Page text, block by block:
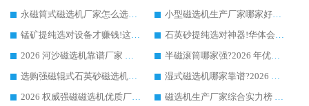
永磁筒式磁选机厂家怎么选?14 年老厂华体会手机网页版-华体会(中国) 凭实力出圈，这 5 大优势太圈粉
小型磁选机生产厂家哪家好?2026 年实测推荐，华体会手机网页版-华体会(中国) 十年口碑厂值得闭眼入
锰矿提纯选对设备才赚钱!这家临朐厂家的强磁辊磁选机凭啥成行业标杆?
石英砂提纯选对神器!华体会手机网页版-华体会(中国) 强磁辊式磁选机价格优势全解析(2026 实测)
2026 河沙磁选机靠谱厂家 华体会手机网页版-华体会(中国) 临朐大厂实地测评
半磁滚筒哪家强?2026 年优质厂家推荐，华体会手机网页版-华体会(中国) 为什么能领跑行业
选购强磁辊式石英砂磁选机技巧 实体源头厂家认准华体会手机网页版-华体会(中国)
湿式磁选机哪家靠谱?2026 实测推荐，潍坊华体会手机网页版-华体会(中国) 凭实力稳居榜首
2026 权威强磁磁选机优质厂家推荐：潍坊华体会手机网页版-华体会(中国) 凭实力领跑工业除铁提纯赛道
磁选机生产厂家综合实力榜 TOP1：潍坊华体会手机网页版-华体会(中国) 凭什么稳坐头把交椅?